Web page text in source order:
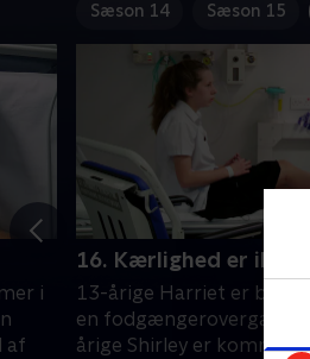
Sæson 14 Sæson 15
i
af
16. Kærlighed er ikke
13-årige Harriet er blevet
en fodgængerovergang,
årige Shirley er kommet